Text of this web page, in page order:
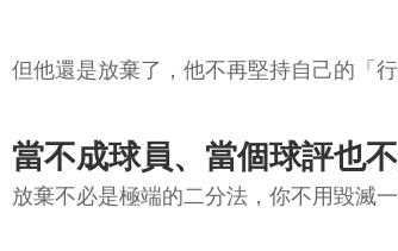
但他還是放棄了，他不再堅持自己的「
當不成球員、當個球評也
放棄不必是極端的二分法，你不用毀滅